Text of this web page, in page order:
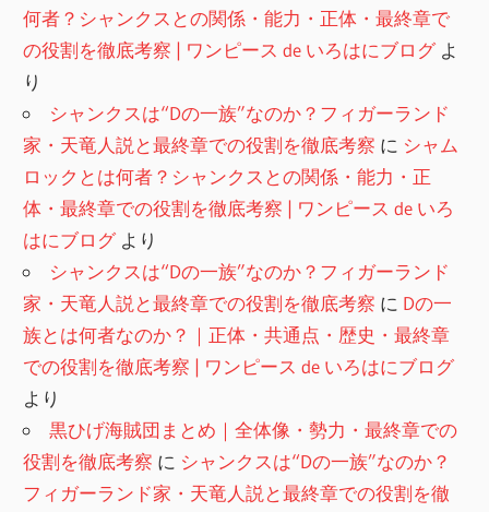
何者？シャンクスとの関係・能力・正体・最終章で
の役割を徹底考察 | ワンピース de いろはにブログよ
り
シャンクスは“Dの一族”なのか？フィガーランド
家・天竜人説と最終章での役割を徹底考察 に シャム
ロックとは何者？シャンクスとの関係・能力・正
体・最終章での役割を徹底考察 | ワンピース de いろ
はにブログより
シャンクスは“Dの一族”なのか？フィガーランド
家・天竜人説と最終章での役割を徹底考察 に Dの一
族とは何者なのか？｜正体・共通点・歴史・最終章
での役割を徹底考察 | ワンピース de いろはにブログ
より
黒ひげ海賊団まとめ｜全体像・勢力・最終章での
役割を徹底考察 に シャンクスは“Dの一族”なのか？
フィガーランド家・天竜人説と最終章での役割を徹